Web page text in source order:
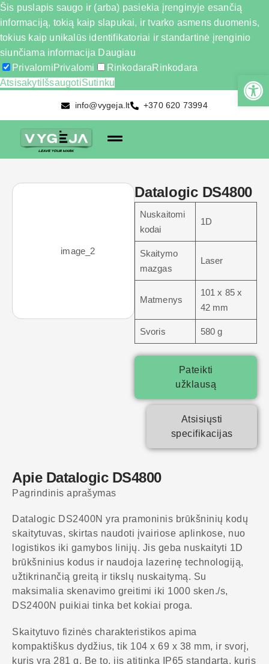
Šis puslapis saugo ir (arba) pasiekia įrenginyje esančią
informaciją, tokią kaip slapukai, ir tvarko asmens duomenis,
tokius kaip unikalūs identifikatoriai ir standartinė įrenginio
siunčiama informacija Daugiau
PrivalomiPrivalomi RinkodaraRinkodara
Atsisakyti IšsaugotiSutinku
info@vygeja.lt +370 620 73994
Datalogic DS4800
Nuskaitomi
kodai
1D
Skaitymo
mazgas
Laser
Matmenys
101 x 85 x
42 mm
Svoris 580 g
Pateikti
užklausą
Atsisiųsti
specifikacijas
Apie Datalogic DS4800
Pagrindinis aprašymas
Datalogic DS2400N yra pramoninis brūkšninių kodų
skaitytuvas, skirtas naudoti įvairiose aplinkose, nuo
logistikos iki gamybos linijų. Jis geba nuskaityti 1D
brūkšninius kodus ir naudoja lazerinę technologiją,
užtikrinančią greitą ir tikslų nuskaitymą. Su
maksimalia skenavimo greitimi iki 1000 sken./s,
DS2400N puikiai tinka bet kokiai proga.
Skaitytuvo fizinės charakteristikos apima
kompaktiškus dydžius, tik 104 x 69 x 38 mm, ir svorį,
kuris yra 281 g. Be to, jis atitinka IP65 standartą, kuris